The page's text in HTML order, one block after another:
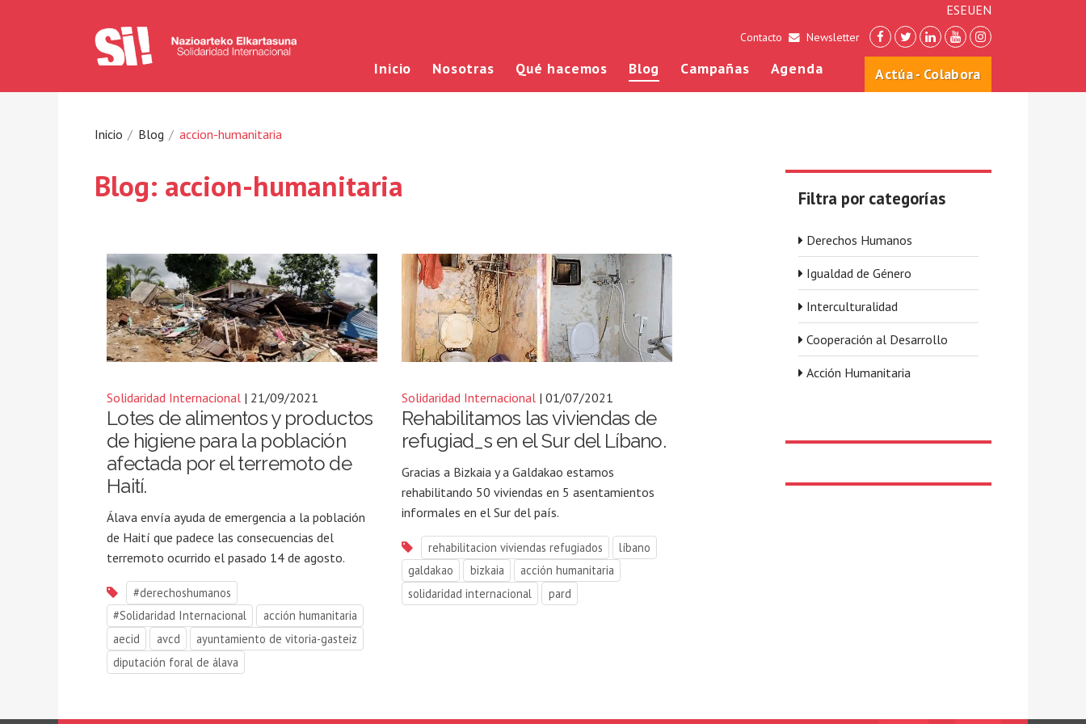
ESEUEN
Contacto Newsletter
Inicio Nosotras Qué hacemos Blog Campañas Agenda Actúa - Colabora
Inicio Blog accion-humanitaria
Blog: accion-humanitaria
Solidaridad Internacional | 21/09/2021
Lotes de alimentos y productos
de higiene para la población
afectada por el terremoto de
Haití.
Álava envía ayuda de emergencia a la población
de Haití que padece las consecuencias del
terremoto ocurrido el pasado 14 de agosto.
#derechoshumanos
#Solidaridad Internacional
acción humanitaria
aecid
avcd
ayuntamiento de vitoria-gasteiz
diputación foral de álava
Solidaridad Internacional | 01/07/2021
Rehabilitamos las viviendas de
refugiad_s en el Sur del Líbano.
Gracias a Bizkaia y a Galdakao estamos
rehabilitando 50 viviendas en 5 asentamientos
informales en el Sur del país.
rehabilitacion viviendas refugiados
líbano
galdakao
bizkaia
acción humanitaria
solidaridad internacional
pard
Filtra por categorías
Derechos Humanos
Igualdad de Género
Interculturalidad
Cooperación al Desarrollo
Acción Humanitaria